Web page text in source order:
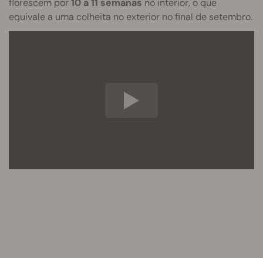
florescem por10 a 11 semanas no interior, o que
equivale a uma colheita no exterior no final de setembro.